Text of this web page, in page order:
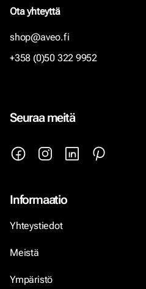
Ota yhteyttä
shop@aveo.fi
+358 (0)50 322 9952
Seuraa meitä
Informaatio
Yhteystiedot
Meistä
Ympäristö